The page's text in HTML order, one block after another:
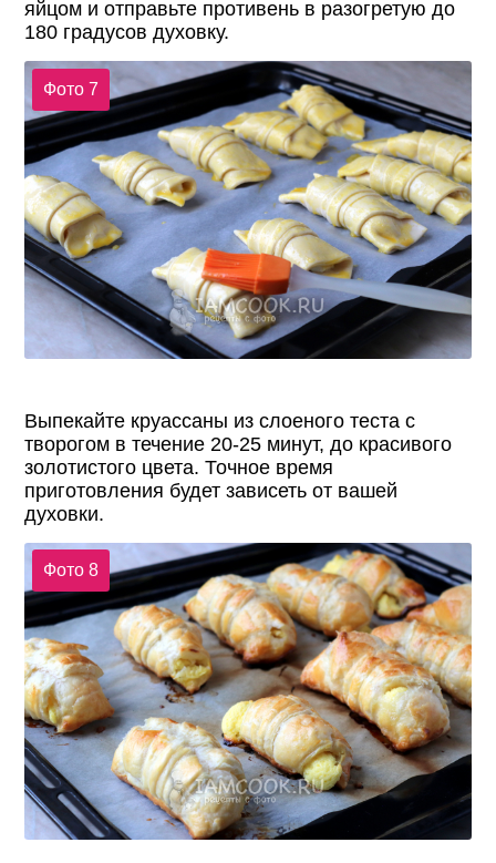
яйцом и отправьте противень в разогретую до
180 градусов духовку.
Фото 7
Выпекайте круассаны из слоеного теста с
творогом в течение 20-25 минут, до красивого
золотистого цвета. Точное время
приготовления будет зависеть от вашей
духовки.
Фото 8